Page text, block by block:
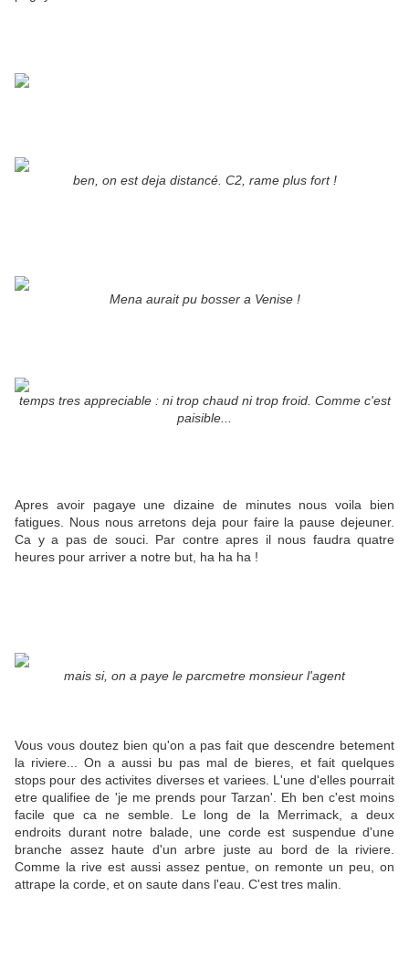
ben, on est deja distancé. C2, rame plus fort !
Mena aurait pu bosser a Venise !
temps tres appreciable : ni trop chaud ni trop froid. Comme c'est
paisible...
Apres avoir pagaye une dizaine de minutes nous voila bien
fatigues. Nous nous arretons deja pour faire la pause dejeuner.
Ca y a pas de souci. Par contre apres il nous faudra quatre
heures pour arriver a notre but, ha ha ha !
mais si, on a paye le parcmetre monsieur l'agent
Vous vous doutez bien qu'on a pas fait que descendre betement
la riviere... On a aussi bu pas mal de bieres, et fait quelques
stops pour des activites diverses et variees. L'une d'elles pourrait
etre qualifiee de 'je me prends pour Tarzan'. Eh ben c'est moins
facile que ca ne semble. Le long de la Merrimack, a deux
endroits durant notre balade, une corde est suspendue d'une
branche assez haute d'un arbre juste au bord de la riviere.
Comme la rive est aussi assez pentue, on remonte un peu, on
attrape la corde, et on saute dans l'eau. C'est tres malin.